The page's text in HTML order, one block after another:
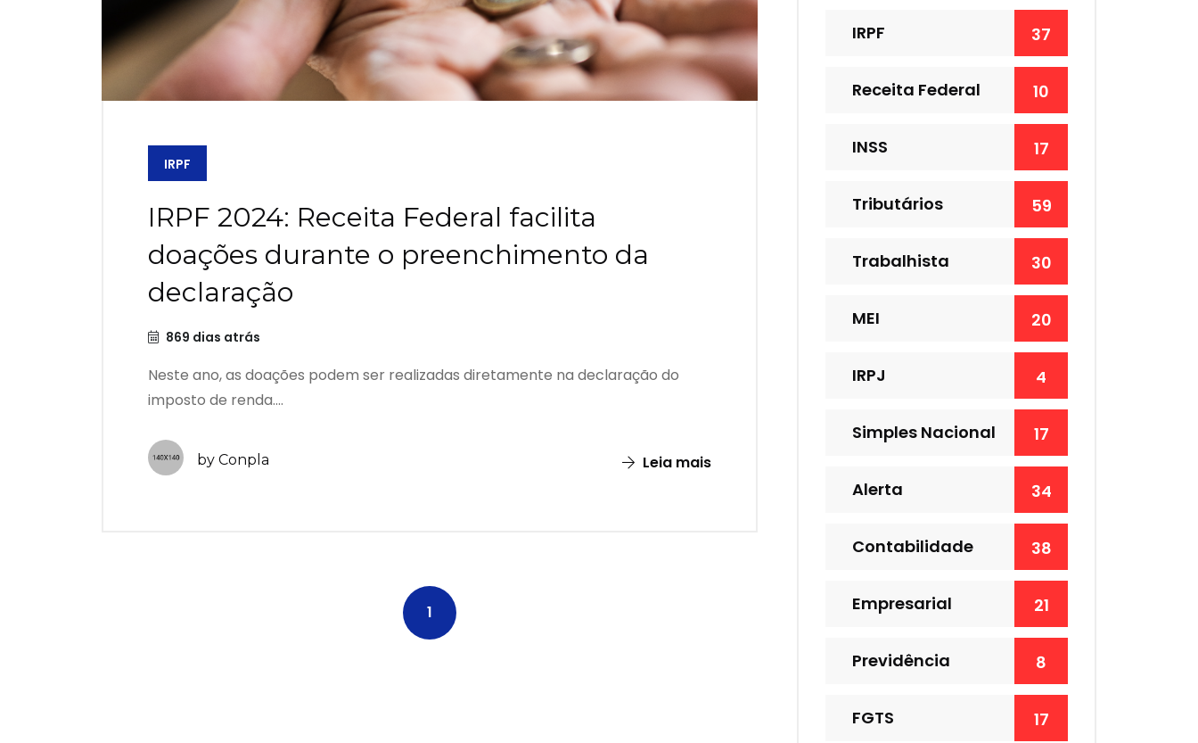
IRPF
IRPF 2024: Receita Federal facilita
doações durante o preenchimento da
declaração
869 dias atrás
Neste ano, as doações podem ser realizadas diretamente na declaração do
imposto de renda....
by Conpla Leia mais
1
IRPF 37
Receita Federal 10
INSS 17
Tributários 59
Trabalhista 30
MEI 20
IRPJ 4
Simples Nacional 17
Alerta 34
Contabilidade 38
Empresarial 21
Previdência 8
FGTS 17